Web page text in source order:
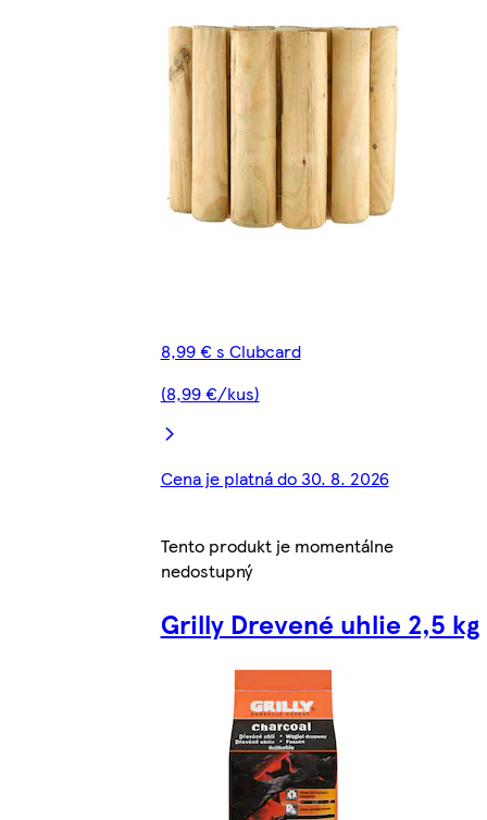
8,99 € s Clubcard
(8,99 €/kus)
Cena je platná do 30. 8. 2026
Tento produkt je momentálne
nedostupný
Grilly Drevené uhlie 2,5 kg